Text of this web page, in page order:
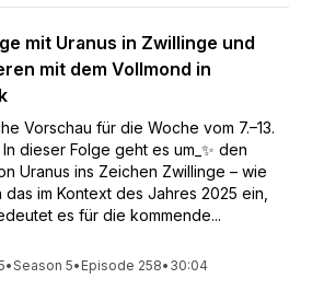
mit Uranus in Zwillinge und
mit dem Vollmond in
Vorschau für die Woche vom 7.–13.
dieser Folge geht es um_✨ den
Uranus ins Zeichen Zwillinge – wie
im Kontext des Jahres 2025 ein,
es für die kommende...
•Season 5• Episode 258• 30:04